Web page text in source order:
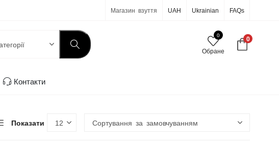
Магазин взуття UAH Ukrainian FAQs
0
Обране
0
Контакти
Показати